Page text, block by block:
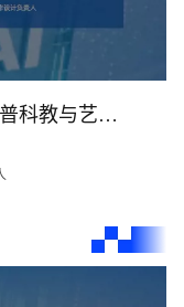
从思考到传播：AI Scientist的科普科教与艺术设计